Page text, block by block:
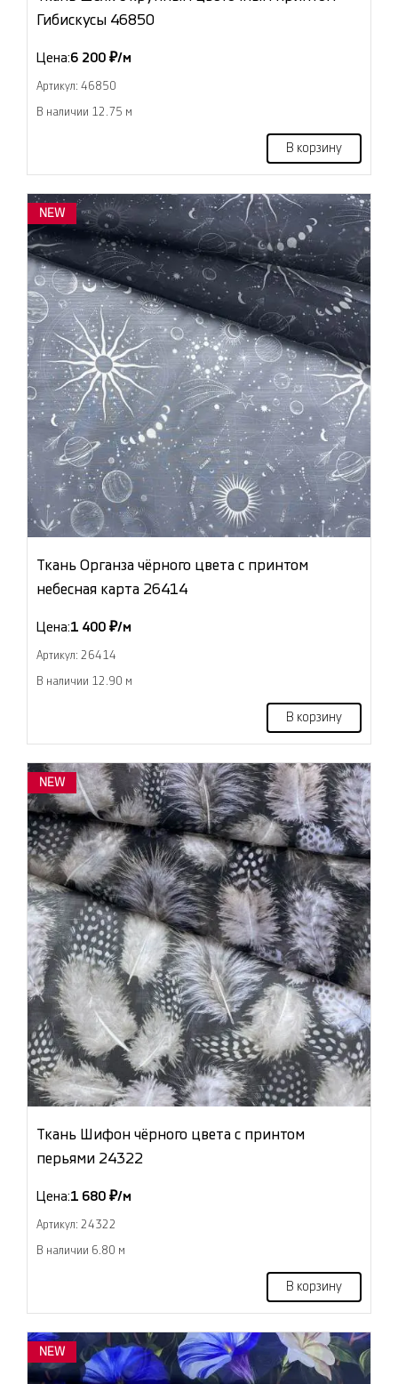
Гибискусы 46850
Цена:6 200 ₽/м
Артикул: 46850
В наличии 12.75 м
В корзину
NEW
Ткань Органза чёрного цвета с принтом
небесная карта 26414
Цена:1 400 ₽/м
Артикул: 26414
В наличии 12.90 м
В корзину
NEW
Ткань Шифон чёрного цвета с принтом
перьями 24322
Цена:1 680 ₽/м
Артикул: 24322
В наличии 6.80 м
В корзину
NEW